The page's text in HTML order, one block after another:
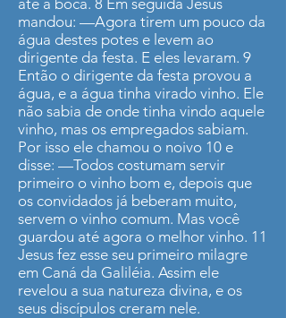
até a boca. 8 Em seguida Jesus
mandou: —Agora tirem um pouco da
água destes potes e levem ao
dirigente da festa. E eles levaram. 9
Então o dirigente da festa provou a
água, e a água tinha virado vinho. Ele
não sabia de onde tinha vindo aquele
vinho, mas os empregados sabiam.
Por isso ele chamou o noivo 10 e
disse: —Todos costumam servir
primeiro o vinho bom e, depois que
os convidados já beberam muito,
servem o vinho comum. Mas você
guardou até agora o melhor vinho. 11
Jesus fez esse seu primeiro milagre
em Caná da Galiléia. Assim ele
revelou a sua natureza divina, e os
seus discípulos creram nele.